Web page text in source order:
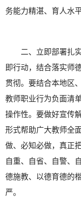
务能力精湛、育人水
二、立即部署扎
即行动，结合落实师
贯彻。要结合本地区
教师职业行为负面清
操作性。要做好宣传
形式帮助广大教师全
做、必知必做，真正
自重、自省、自警、
德施教、以德育德的
严。